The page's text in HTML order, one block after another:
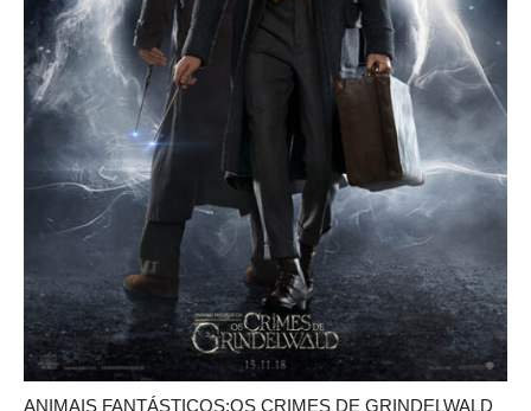
ANIMAIS FANTÁSTICOS:OS CRIMES DE GRINDELWALD